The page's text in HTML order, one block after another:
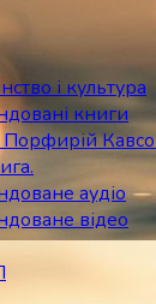
і культура
книги
Порфирій
аудіо
відео